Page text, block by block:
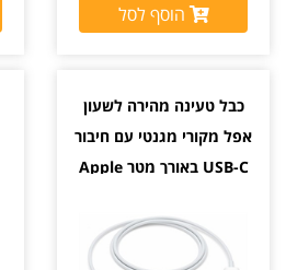
הוסף לסל
כבל טעינה מהירה לשעון
אפל מקורי מגנטי עם חיבור
USB-C באורך מטר Apple